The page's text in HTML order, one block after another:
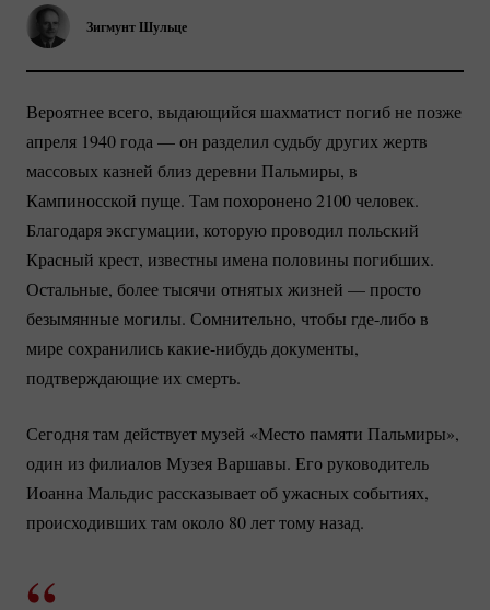
Зигмунт Шульце
Вероятнее всего, выдающийся шахматист погиб не позже
апреля 1940 года — он разделил судьбу других жертв
массовых казней близ деревни Пальмиры, в
Кампиносской пуще. Там похоронено 2100 человек.
Благодаря эксгумации, которую проводил польский
Красный крест, известны имена половины погибших.
Остальные, более тысячи отнятых жизней — просто
безымянные могилы. Сомнительно, чтобы где-либов
мире сохранилиськакие-нибудь документы,
подтверждающие их смерть.
Сегодня там действует музей «Место памяти Пальмиры»,
один из филиалов Музея Варшавы. Его руководитель
Иоанна Мальдис рассказывает об ужасных событиях,
происходивших там около 80 лет тому назад.